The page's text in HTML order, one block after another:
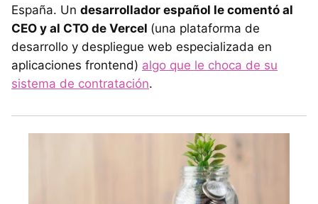
España. Un desarrollador español le comentó al
CEO y al CTO de Vercel (una plataforma de
desarrollo y despliegue web especializada en
aplicaciones frontend) algo que le choca de su
sistema de contratación.